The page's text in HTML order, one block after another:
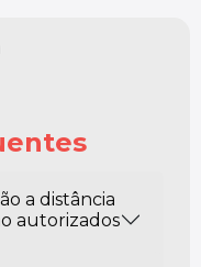
a distância
autorizados